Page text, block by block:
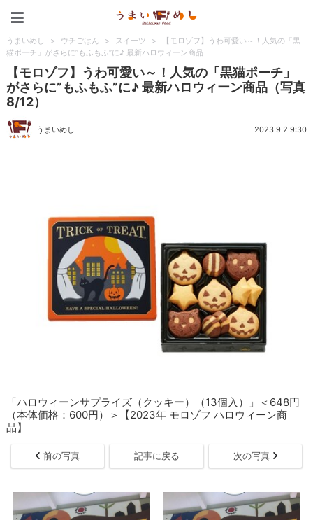
うまいめし > ウチごはん > スイーツ >
【モロゾフ】うわ可愛い～！人気の「黒
猫ポーチ」がさらに”もふもふ”に♪ 最新ハロウィーン商品
【モロゾフ】うわ可愛い～！人気の「黒猫ポーチ」
がさらに”もふもふ”に♪ 最新ハロウィーン商品（写真
8/12）
うまいめし 2023.9.2 9:30
「ハロウィーンサプライズ（クッキー）（13個入）」＜648円
（本体価格：600円）＞【2023年 モロゾフ ハロウィーン商
品】
前の写真 記事に戻る 次の写真